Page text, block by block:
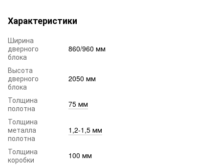
Характеристики
Ширина
дверного
блока
860/960 мм
Высота
дверного
блока
2050 мм
Толщина
полотна
75 мм
Толщина
металла
полотна
1,2-1,5 мм
Толщина
коробки
100 мм